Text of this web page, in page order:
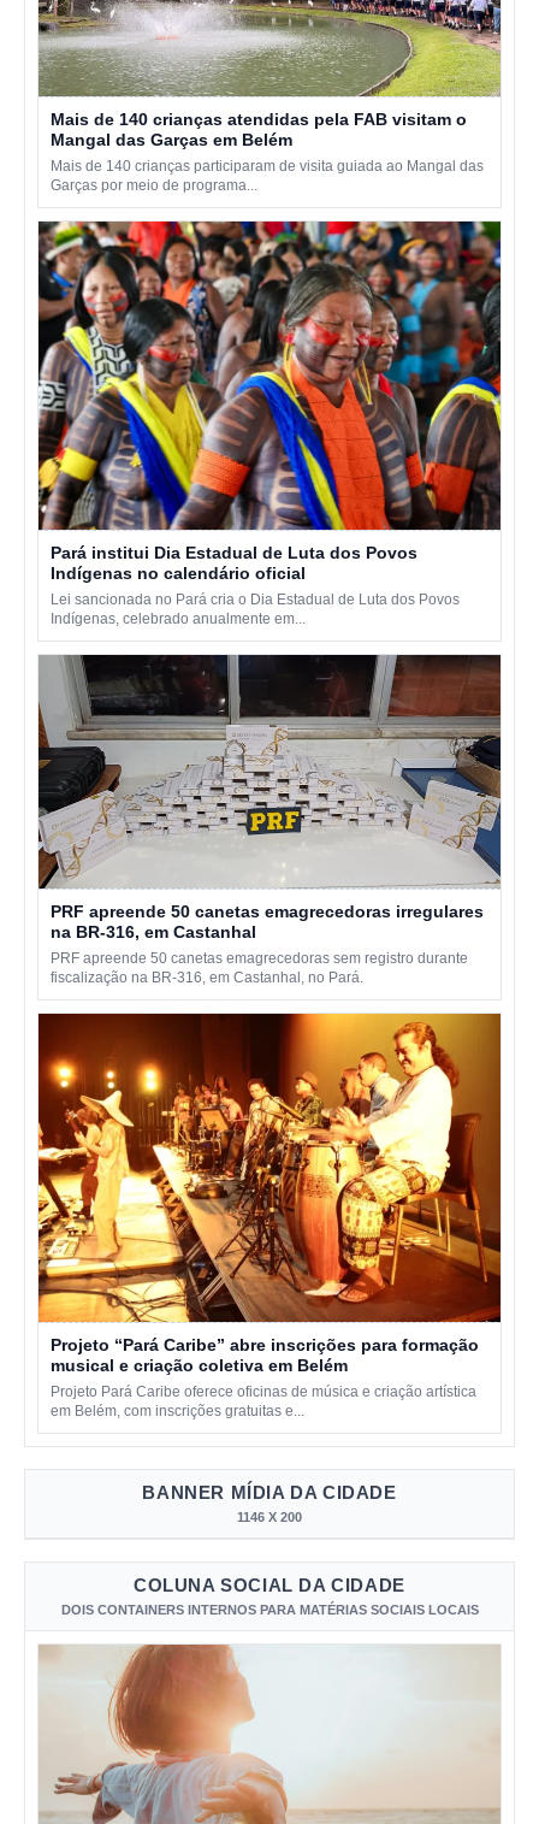
Mais de 140 crianças atendidas pela FAB visitam o
Mangal das Garças em Belém
Mais de 140 crianças participaram de visita guiada ao Mangal das
Garças por meio de programa...
Pará institui Dia Estadual de Luta dos Povos
Indígenas no calendário oficial
Lei sancionada no Pará cria o Dia Estadual de Luta dos Povos
Indígenas, celebrado anualmente em...
PRF apreende 50 canetas emagrecedoras irregulares
na BR-316, em Castanhal
PRF apreende 50 canetas emagrecedoras sem registro durante
fiscalização na BR-316, em Castanhal, no Pará.
Projeto “Pará Caribe” abre inscrições para formação
musical e criação coletiva em Belém
Projeto Pará Caribe oferece oficinas de música e criação artística
em Belém, com inscrições gratuitas e...
BANNER MÍDIA DA CIDADE
1146 X 200
COLUNA SOCIAL DA CIDADE
DOIS CONTAINERS INTERNOS PARA MATÉRIAS SOCIAIS LOCAIS